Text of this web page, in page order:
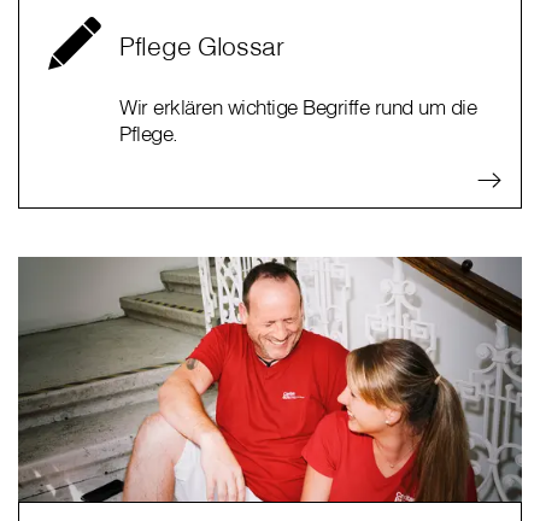
Pflege Glossar
Wir erklären wichtige Begriffe rund um die
Pflege.